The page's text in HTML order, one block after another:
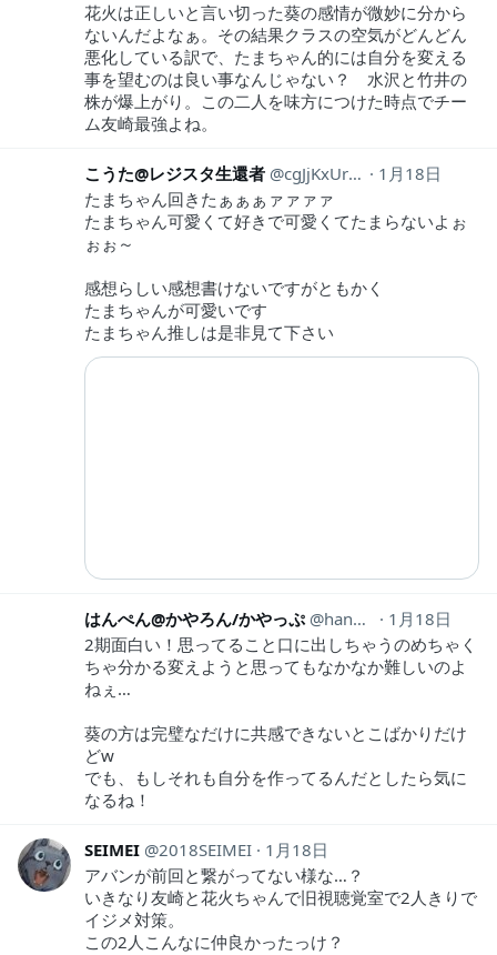
花火は正しいと言い切った葵の感情が微妙に分から
ないんだよなぁ。その結果クラスの空気がどんどん
悪化している訳で、たまちゃん的には自分を変える
事を望むのは良い事なんじゃない？ 水沢と竹井の
株が爆上がり。この二人を味方につけた時点でチー
ム友崎最強よね。
こうた@レジスタ生還者 cgJjKxUrSxSXLeK
1月18日
たまちゃん回きたぁぁぁァァァァ
たまちゃん可愛くて好きで可愛くてたまらないよぉ
ぉぉ～
感想らしい感想書けないですがともかく
たまちゃんが可愛いです
たまちゃん推しは是非見て下さい
はんぺん@かやろん/かやっぷ hanpen_kayanon
1月18日
2期面白い！思ってること口に出しちゃうのめちゃく
ちゃ分かる変えようと思ってもなかなか難しいのよ
ねぇ…
葵の方は完璧なだけに共感できないとこばかりだけ
どw
でも、もしそれも自分を作ってるんだとしたら気に
なるね！
SEIMEI 2018SEIMEI
1月18日
アバンが前回と繋がってない様な…？
いきなり友崎と花火ちゃんで旧視聴覚室で2人きりで
イジメ対策。
この2人こんなに仲良かったっけ？